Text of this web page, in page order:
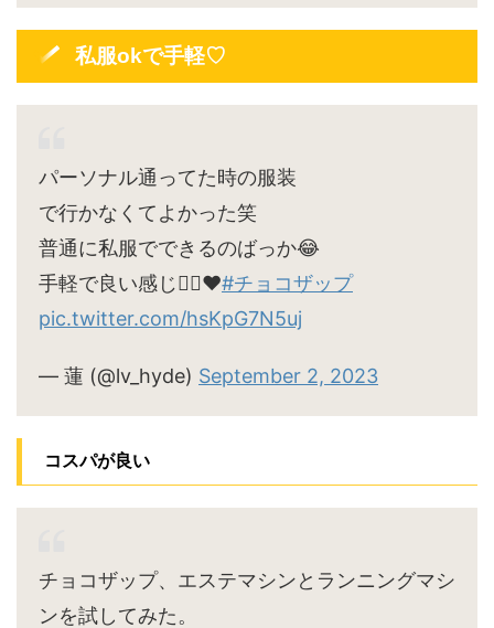
私服okで手軽♡
パーソナル通ってた時の服装
で行かなくてよかった笑
普通に私服でできるのばっか😂
手軽で良い感じ🙆‍♀️♥#チョコザップ
pic.twitter.com/hsKpG7N5uj
— 蓮 (@lv_hyde) September 2, 2023
コスパが良い
チョコザップ、エステマシンとランニングマシ
ンを試してみた。